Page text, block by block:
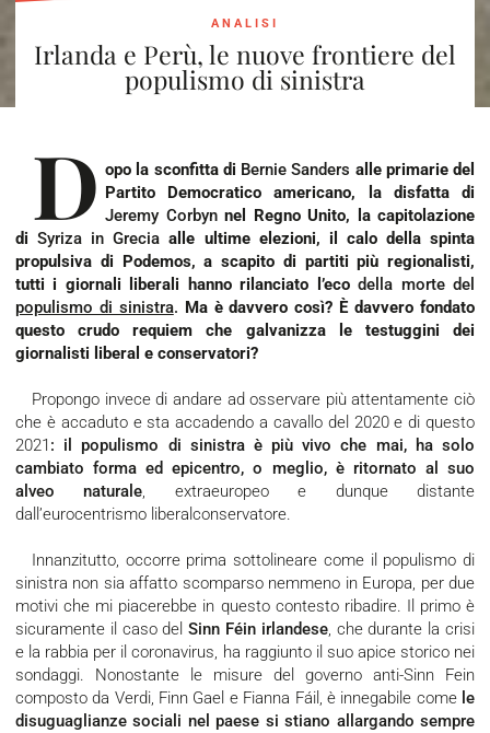
ANALISI
Irlanda e Perù, le nuove frontiere del
populismo di sinistra
D opo la sconfitta di Bernie Sanders alle primarie del
Partito Democratico americano, la disfatta di
Jeremy Corbynnel Regno Unito, la capitolazione
diSyriza in Grecia alle ultime elezioni, il calo della spinta
propulsiva di Podemos, a scapito di partiti più regionalisti,
tutti i giornali liberali hanno rilanciato l’ecodella morte del
populismo di sinistra. Ma è davvero così? È davvero fondato
questo crudo requiem che galvanizza le testuggini dei
giornalisti liberal e conservatori?
Propongo invece di andare ad osservare più attentamente ciò
che è accaduto e sta accadendo a cavallo del 2020 e di questo
2021 : il populismo di sinistra è più vivo che mai, ha solo
cambiato forma ed epicentro, o meglio, è ritornato al suo
alveo naturale, extraeuropeo e dunque distante
dall’eurocentrismo liberalconservatore.
sinistra non sia affatto scomparso nemmeno in Europa, per due
motivi che mi piacerebbe in questo contesto ribadire. Il primo è
sicuramente il caso delSinn Féin irlandese, che durante la crisi
e la rabbia per il coronavirus, ha raggiunto il suo apice storico nei
sondaggi. Nonostante le misure del governo anti-Sinn Fein
composto da Verdi, Finn Gael e Fianna Fáil, è innegabile come le
disuguaglianze sociali nel paese si stiano allargando sempre